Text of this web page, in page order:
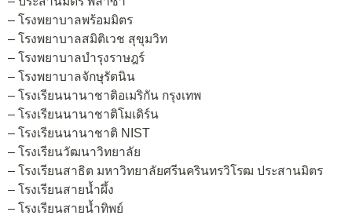
– โรงพยาบาลพร้อมมิตร
– โรงพยาบาลสมิติเวช สุขุมวิท
– โรงพยาบาลบำรุงราษฎร์
– โรงพยาบาลจักษุรัตนิน
– โรงเรียนนานาชาติอเมริกัน กรุงเทพ
– โรงเรียนนานาชาติโมเดิร์น
– โรงเรียนนานาชาติ NIST
– โรงเรียนวัฒนาวิทยาลัย
– โรงเรียนสาธิต มหาวิทยาลัยศรีนครินทรวิโรฒ ประสานมิตร
– โรงเรียนสายน้ำผึ้ง
– โรงเรียนสายน้ำทิพย์